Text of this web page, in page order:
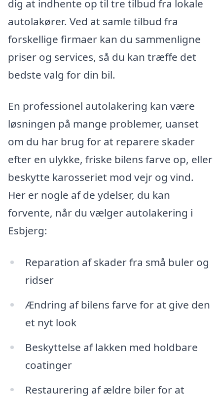
dig at indhente op til tre tilbud fra lokale
autolakører. Ved at samle tilbud fra
forskellige firmaer kan du sammenligne
priser og services, så du kan træffe det
bedste valg for din bil.
En professionel autolakering kan være
løsningen på mange problemer, uanset
om du har brug for at reparere skader
efter en ulykke, friske bilens farve op, eller
beskytte karosseriet mod vejr og vind.
Her er nogle af de ydelser, du kan
forvente, når du vælger autolakering i
Esbjerg:
Reparation af skader fra små buler og
ridser
Ændring af bilens farve for at give den
et nyt look
Beskyttelse af lakken med holdbare
coatinger
Restaurering af ældre biler for at